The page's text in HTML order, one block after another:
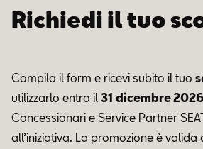
Richiedi il tuo
Compila il form e ricevi subito il tuo
utilizzarlo entro il 31 dicembre 2026
Concessionari e Service Partner
all’iniziativa. La promozione è